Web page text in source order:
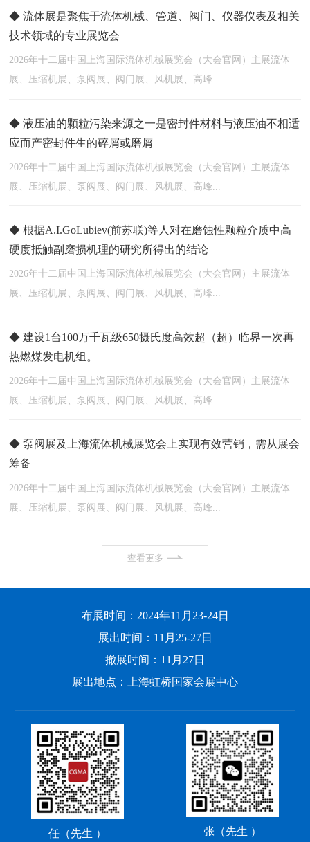
◆ 流体展是聚焦于流体机械、管道、阀门、仪器仪表及相关
技术领域的专业展览会
2026年十二届中国上海国际流体机械展览会（大会官网）主展流体
展、压缩机展、泵阀展、阀门展、风机展、高峰...
◆ 液压油的颗粒污染来源之一是密封件材料与液压油不相适
应而产密封件生的碎屑或磨屑
2026年十二届中国上海国际流体机械展览会（大会官网）主展流体
展、压缩机展、泵阀展、阀门展、风机展、高峰...
◆ 根据A.I.GoLubiev(前苏联)等人对在磨蚀性颗粒介质中高
硬度抵触副磨损机理的研究所得出的结论
2026年十二届中国上海国际流体机械展览会（大会官网）主展流体
展、压缩机展、泵阀展、阀门展、风机展、高峰...
◆ 建设1台100万千瓦级650摄氏度高效超（超）临界一次再
热燃煤发电机组。
2026年十二届中国上海国际流体机械展览会（大会官网）主展流体
展、压缩机展、泵阀展、阀门展、风机展、高峰...
◆ 泵阀展及上海流体机械展览会上实现有效营销，需从展会
筹备
2026年十二届中国上海国际流体机械展览会（大会官网）主展流体
展、压缩机展、泵阀展、阀门展、风机展、高峰...
查看更多
布展时间：2024年11月23-24日
展出时间：11月25-27日
撤展时间：11月27日
展出地点：上海虹桥国家会展中心
任（先生 ） 张（先生 ）